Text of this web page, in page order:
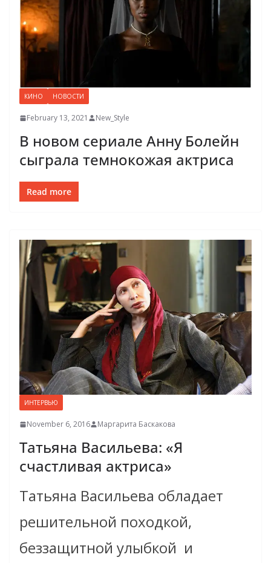
КИНО НОВОСТИ
February 13, 2021 New_Style
В новом сериале Анну Болейн
сыграла темнокожая актриса
Read more
ИНТЕРВЬЮ
November 6, 2016 Маргарита Баскакова
Татьяна Васильева: «Я
счастливая актриса»
Татьяна Васильева обладает
решительной походкой,
беззащитной улыбкой и